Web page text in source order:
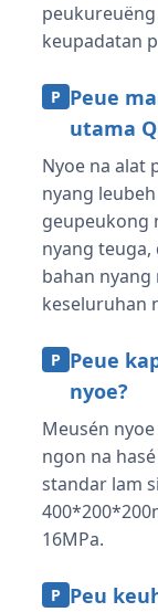
keupadatan
P Peue
utama
Nyoe na alat
nyang
geupeukong
nyang
bahan
keseluruhan
P Peue
nyoe?
Meusén
ngon na
standar lam
16MPa.
P Peu